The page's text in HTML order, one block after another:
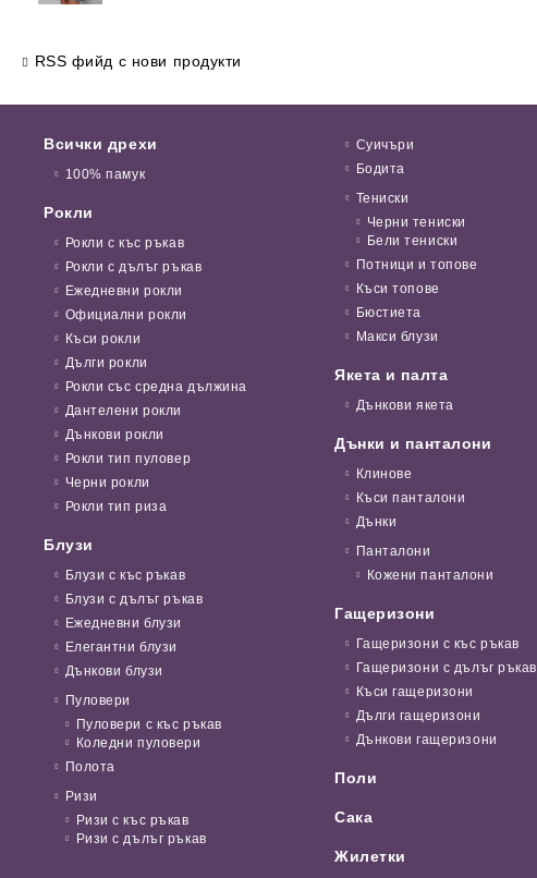
RSS фийд с нови продукти
Всички дрехи
100% памук
Рокли
Рокли с къс ръкав
Рокли с дълъг ръкав
Ежедневни рокли
Официални рокли
Къси рокли
Дълги рокли
Рокли със средна дължина
Дантелени рокли
Дънкови рокли
Рокли тип пуловер
Черни рокли
Рокли тип риза
Блузи
Блузи с къс ръкав
Блузи с дълъг ръкав
Ежедневни блузи
Елегантни блузи
Дънкови блузи
Пуловери
Пуловери с къс ръкав
Коледни пуловери
Полота
Ризи
Ризи с къс ръкав
Ризи с дълъг ръкав
Суичъри
Бодита
Тениски
Черни тениски
Бели тениски
Потници и топове
Къси топове
Бюстиета
Макси блузи
Якета и палта
Дънкови якета
Дънки и панталони
Клинове
Къси панталони
Дънки
Панталони
Кожени панталони
Гащеризони
Гащеризони с къс ръкав
Гащеризони с дълъг ръкав
Къси гащеризони
Дълги гащеризони
Дънкови гащеризони
Поли
Сака
Жилетки